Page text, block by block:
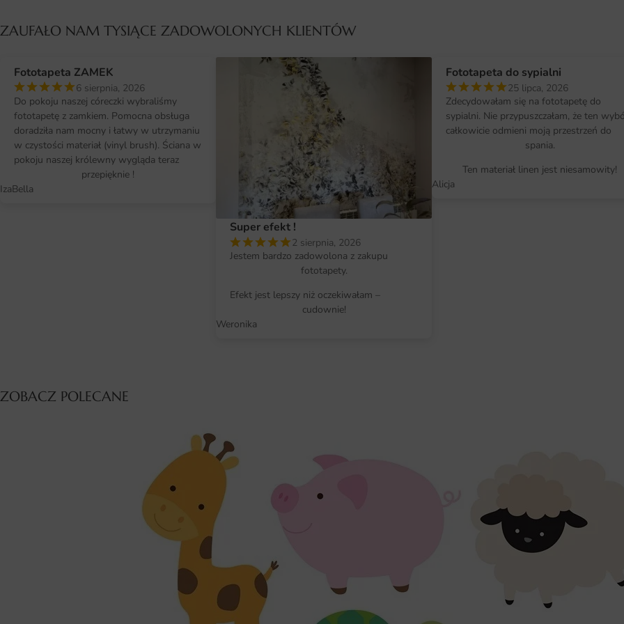
niezwykle prosty, dzięki czemu
Wystarczy kilka kroków, aby
Twoich gości.
Dlaczego warto wybrać tę
Unikalny design, który wyróżnia
Wysoka jakość materiałów i
Możliwość dopasowania
ZAUFAŁO NAM TYSIĄCE ZADOWOLONYCH KLIENTÓW
Fototapeta ZAMEK
6 sierpnia, 2026
Do pokoju naszej córeczki wybraliśmy
fototapetę z zamkiem. Pomocna obsługa
doradziła nam mocny i łatwy w utrzymaniu
w czystości materiał (vinyl brush). Ściana w
pokoju naszej królewny wygląda teraz
przepięknie !
IzaBella
Super efekt !
2 sierpnia, 2026
Jestem bardzo zadowolona z zakupu
fototapety.
Efekt jest lepszy niż oczekiwałam –
cudownie!
Weronika
Fototapeta do sypialni
25 lipca, 2026
Zdecydowałam się na fototapetę do
sypialni. Nie przypuszczałam, że ten
całkowicie odmieni moją przestrzeń do
spania.
Ten materiał linen jest niesamowity!
Alicja
ZOBACZ POLECANE